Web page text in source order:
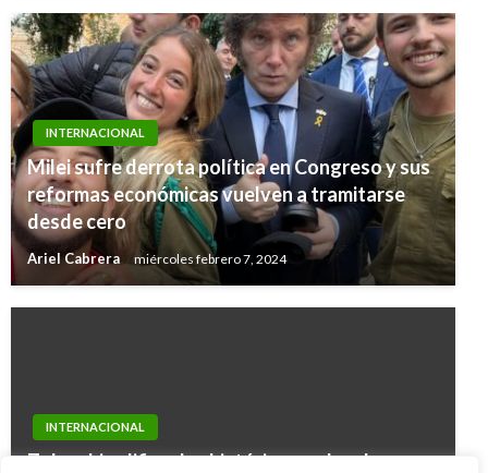
INTERNACIONAL
Milei sufre derrota política en Congreso y sus
reformas económicas vuelven a tramitarse
desde cero
Ariel Cabrera miércoles febrero 7, 2024
INTERNACIONAL
Zelenski califica de «histórica» orden de